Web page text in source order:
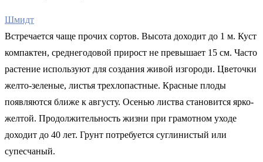
Шмидт
Встречается чаще прочих сортов. Высота доходит до 1 м. Куст
компактен, среднегодовой прирост не превышает 15 см. Часто
растение используют для создания живой изгороди. Цветочки
желто-зеленые, листья трехлопастные. Красные плоды
появляются ближе к августу. Осенью листва становится ярко-
желтой. Продолжительность жизни при грамотном уходе
доходит до 40 лет. Грунт потребуется суглинистый или
супесчаный.